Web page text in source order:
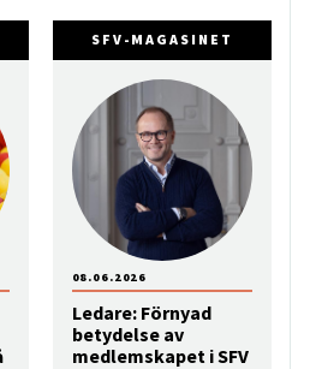
SFV-MAGASINET
Ledare: Förnyad
betydelse av
medlemskapet i SFV
08.06.2026